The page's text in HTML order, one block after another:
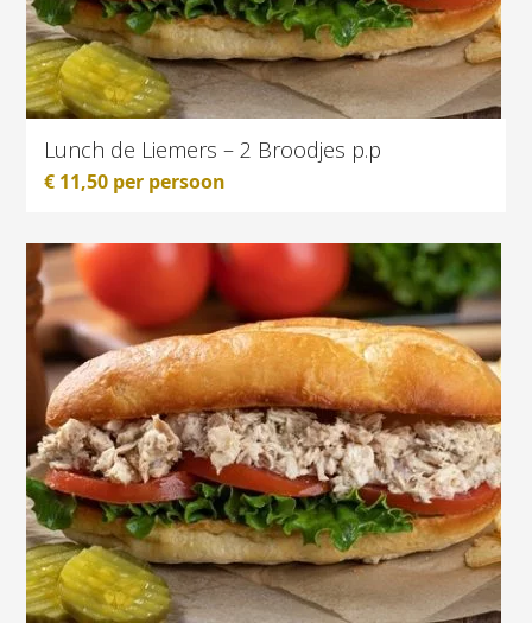
Lunch de Liemers – 2 Broodjes p.p
€ 11,50 per persoon